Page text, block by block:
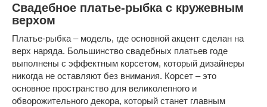
Свадебное платье-рыбка с кружевным
верхом
Платье-рыбка – модель, где основной акцент сделан на
верх наряда. Большинство свадебных платьев годе
выполнены с эффектным корсетом, который дизайнеры
никогда не оставляют без внимания. Корсет – это
основное пространство для великолепного и
обворожительного декора, который станет главным